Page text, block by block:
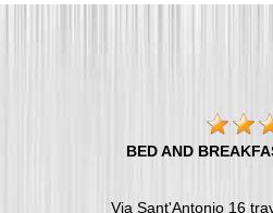
BED AND
Via Sant'Antonio 16